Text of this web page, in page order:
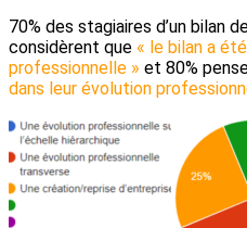
70% des stagiaires d’un bilan
considèrent que « le bilan a
professionnelle » et 80%
dans leur évolution